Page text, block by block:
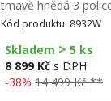
tmavě hnědá 3
dveře široká
Kód produktu: 8932W
Skladem > 5 ks
8 899 Kč s DPH
-38% 14 499 Kč **